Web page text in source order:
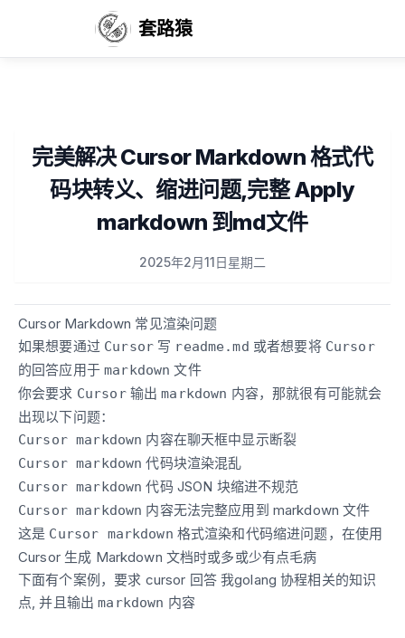
套路猿
完美解决 Cursor Markdown 格式代
码块转义、缩进问题,完整 Apply
markdown 到md文件
2025年2月11日星期二
Cursor Markdown 常见渲染问题
如果想要通过 Cursor写 readme.md 或者想要将 Cursor
的回答应用于markdown 文件
你会要求 Cursor输出markdown 内容，那就很有可能就会
出现以下问题：
Cursor markdown 内容在聊天框中显示断裂
Cursor markdown 代码块渲染混乱
Cursor markdown 代码 JSON 块缩进不规范
Cursor markdown 内容无法完整应用到 markdown 文件
这是 Cursor markdown 格式渲染和代码缩进问题，在使用
Cursor 生成 Markdown 文档时或多或少有点毛病
下面有个案例，要求 cursor 回答 我golang 协程相关的知识
点, 并且输出markdown 内容